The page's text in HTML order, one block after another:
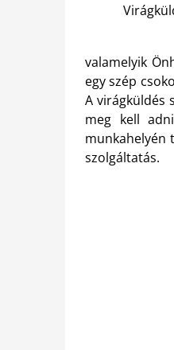
valamelyik
egy szép
A virágküldés
meg kell
munkahelyén
szolgáltatás.